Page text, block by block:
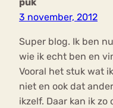
3 november, 2012
Super blog. Ik ben
wie ik echt ben en
Vooral het stuk wat
niet en ook dat
ikzelf. Daar kan ik